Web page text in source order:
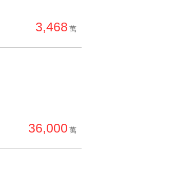
3,468 萬
36,000 萬